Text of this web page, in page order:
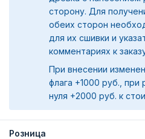
сторону. Для
обеих сторон
для их сшивки и
комментариях к
При внесении
флага +1000 руб., при
нуля +2000 руб. к
Розница